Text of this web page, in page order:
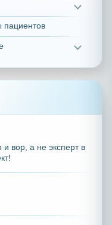
вор, а не эксперт в